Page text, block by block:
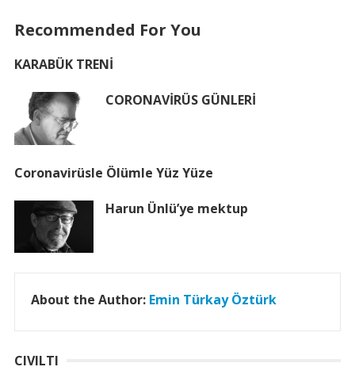
Recommended For You
KARABÜK TRENİ
CORONAVİRÜS GÜNLERİ
Coronavirüsle Ölümle Yüz Yüze
Harun Ünlü’ye mektup
About the Author: Emin Türkay Öztürk
CIVILTI